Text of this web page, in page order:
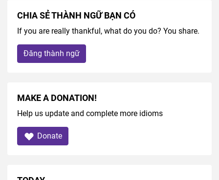
CHIA SẺ THÀNH NGỮ BẠN CÓ
If you are really thankful, what do you do? You share.
Đăng thành ngữ
MAKE A DONATION!
Help us update and complete more idioms
Donate